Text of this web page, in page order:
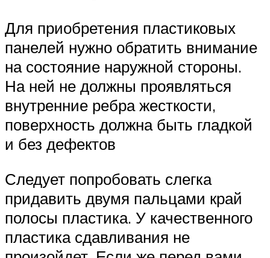
Для приобретения пластиковых
панелей нужно обратить внимание
на состояние наружной стороны.
На ней не должны проявляться
внутренние ребра жесткости,
поверхность должна быть гладкой
и без дефектов
Следует попробовать слегка
придавить двумя пальцами край
полосы пластика. У качественного
пластика сдавливания не